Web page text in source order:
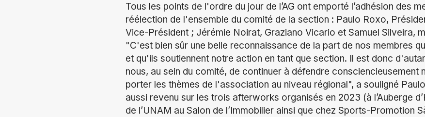
Tous les points de l'ordre du jour de l’AG ont emporté l’adhésion des
réélection de l'ensemble du comité de la section : Paulo Roxo,
Vice-Président ; Jérémie Noirat, Graziano Vicario et Samuel Silveira,
"C'est bien sûr une belle reconnaissance de la part de nos membres
et qu'ils soutiennent notre action en tant que section. Il est donc
nous, au sein du comité, de continuer à défendre consciencieusement
porter les thèmes de l'association au niveau régional", a souligné
aussi revenu sur les trois afterworks organisés en 2023 (à l’Auberge
de l’UNAM au Salon de l’Immobilier ainsi que chez Sports-Promotion